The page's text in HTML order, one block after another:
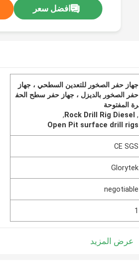
افضل سعر
جهاز حفر الصخور للتعدين السطحي ، جهاز
حفر الصخور بالديزل ، جهاز حفر سطح الحف
رة المفتوحة
,
Rock Drill Rig Diesel
,
Open Pit surface drill rigs
CE SGS
Glorytek
negotiable
1
عرض المزيد